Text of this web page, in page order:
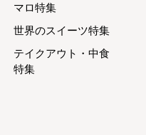
マロ特集
世界のスイーツ特集
テイクアウト・中食
特集